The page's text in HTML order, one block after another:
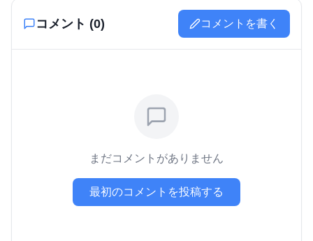
コメント (0) コメントを書く
まだコメントがありません
最初のコメントを投稿する